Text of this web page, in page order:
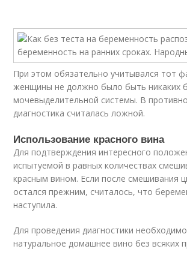
При этом обязательно учитывался тот
женщины не должно было быть никаких
мочевыделительной системы. В
диагностика считалась ложной.
Использование красного вина
Для подтверждения интересного
испытуемой в равных количествах
красным вином. Если после смешивания
остался прежним, считалось, что
наступила.
Для проведения диагностики
натуральное домашнее вино без всяких